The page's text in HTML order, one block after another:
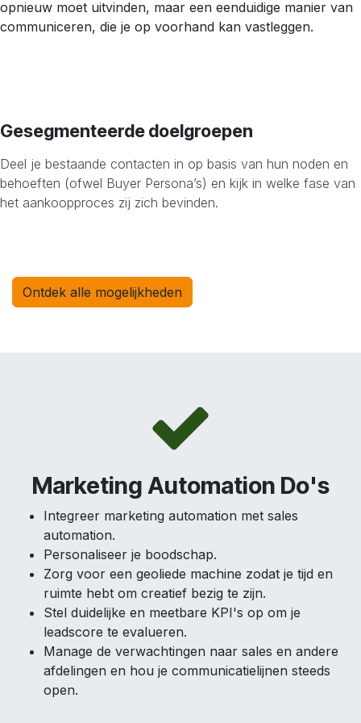
opnieuw moet uitvinden, maar een eenduidige manier van
communiceren, die je op voorhand kan vastleggen.
Gesegmenteerde doelgroepen
Deel je bestaande contacten in op basis van hun noden en
behoeften (ofwel Buyer Persona’s) en kijk in welke fase van
het aankoopproces zij zich bevinden.
Ontdek alle mogelijkheden
Marketing Automation Do's
Integreer marketing automation met sales
automation.
Personaliseer je boodschap.
Zorg voor een geoliede machine zodat je tijd en
ruimte hebt om creatief bezig te zijn.
Stel duidelijke en meetbare KPI's op om je
leadscore te evalueren.
Manage de verwachtingen naar sales en andere
afdelingen en hou je communicatielijnen steeds
open.